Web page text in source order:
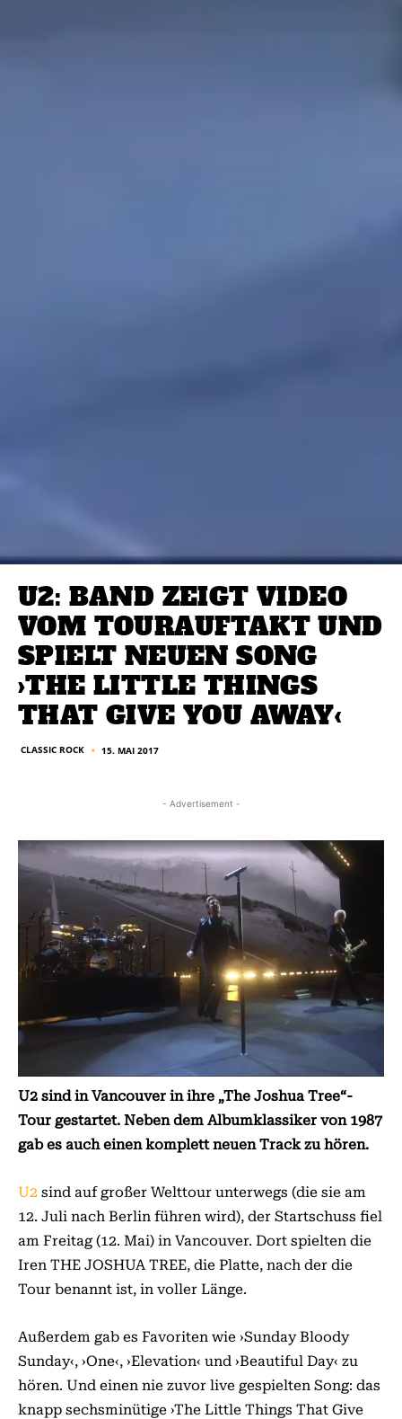
U2: BAND ZEIGT VIDEO
VOM TOURAUFTAKT UND
SPIELT NEUEN SONG
›THE LITTLE THINGS
THAT GIVE YOU AWAY‹
CLASSIC ROCK ■ 15. MAI 2017
- Advertisement -
U2 sind in Vancouver in ihre „The Joshua Tree“-
Tour gestartet. Neben dem Albumklassiker von 1987
gab es auch einen komplett neuen Track zu hören.
U2 sind auf großer Welttour unterwegs (die sie am
12. Juli nach Berlin führen wird), der Startschuss fiel
am Freitag (12. Mai) in Vancouver. Dort spielten die
Iren THE JOSHUA TREE, die Platte, nach der die
Tour benannt ist, in voller Länge.
Außerdem gab es Favoriten wie ›Sunday Bloody
Sunday‹, ›One‹, ›Elevation‹ und ›Beautiful Day‹ zu
hören. Und einen nie zuvor live gespielten Song: das
knapp sechsminütige ›The Little Things That Give